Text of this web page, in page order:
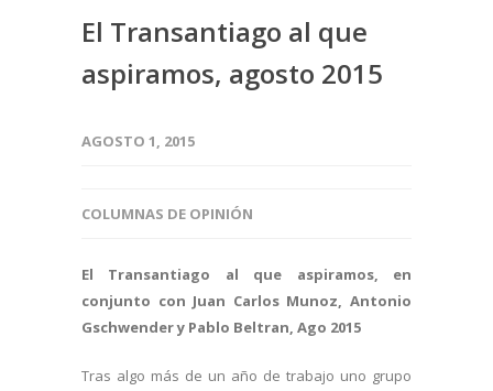
El Transantiago al que
aspiramos, agosto 2015
AGOSTO 1, 2015
COLUMNAS DE OPINIÓN
El Transantiago al que aspiramos, en
conjunto con Juan Carlos Munoz, Antonio
Gschwender y Pablo Beltran, Ago 2015
Tras algo más de un año de trabajo uno grupo